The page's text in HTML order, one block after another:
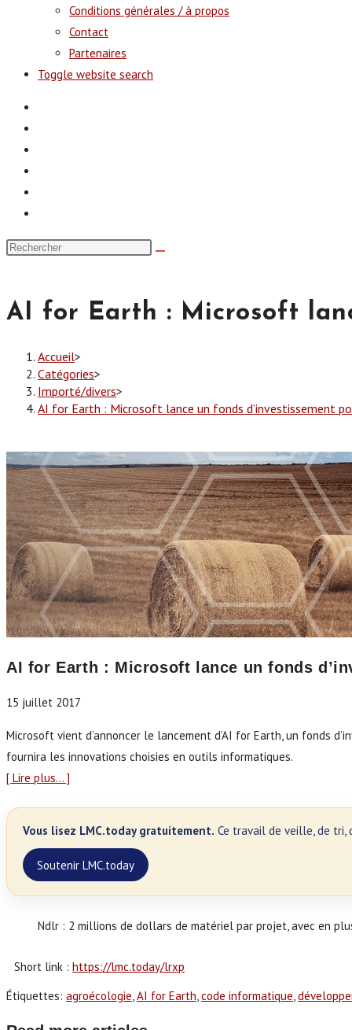
Conditions générales / à propos
Contact
Partenaires
Toggle website search
AI for Earth : Microsoft
Accueil>
Catégories>
Importé/divers>
AI for Earth : Microsoft lance un fonds d’investissement
AI for Earth : Microsoft lance un fonds
15 juillet 2017
Microsoft vient d’annoncer le lancement d’AI for Earth, un fonds
fournira les innovations choisies en outils informatiques.
[ Lire plus… ]
Vous lisez LMC.today gratuitement. Ce travail de veille, de tri,
Soutenir LMC.today
Ndlr : 2 millions de dollars de matériel par projet, avec en
Short link : https://lmc.today/lrxp
Étiquettes: agroécologie, AI for Earth, code informatique,